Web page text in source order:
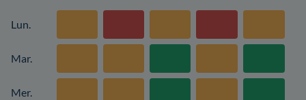
Lun.
Mar.
Mer.